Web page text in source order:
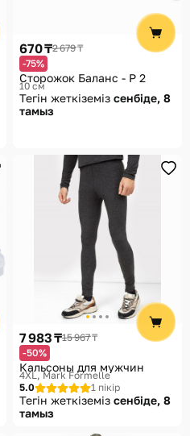
670 ₸2 679 ₸
-75%
Сторожок Баланс - Р 2
10 см
Тегін жеткіземіз сенбіде, 8
тамыз
7 983 ₸15 967 ₸
-50%
Кальсоны для мужчин
4XL Mark Formelle
5.0
1 пікір
Тегін жеткіземіз сенбіде, 8
тамыз